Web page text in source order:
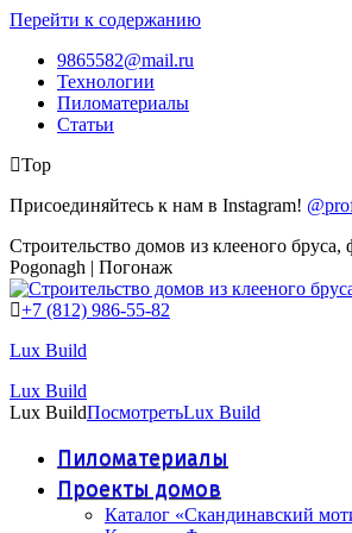
Перейти к содержанию
9865582@mail.ru
Технологии
Пиломатериалы
Статьи
Top
Присоединяйтесь к нам в Instagram!
Строительство домов из клееного
Pogonagh | Погонаж
+7 (812) 986-55-82
Lux Build
Lux Build
Lux BuildПосмотретьLux Build
Пиломатериалы
Проекты домов
Каталог «Скандинавский